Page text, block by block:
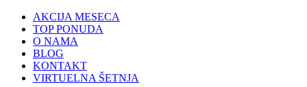
AKCIJA MESECA
TOP PONUDA
O NAMA
BLOG
KONTAKT
VIRTUELNA ŠETNJA